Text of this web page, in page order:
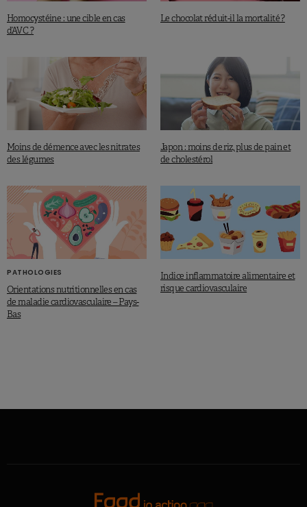
Homocystéine : une cible en cas
d’AVC ?
Le chocolat réduit-il la mortalité ?
Moins de démence avec les nitrates
des légumes
Japon : moins de riz, plus de pain et
de cholestérol
PATHOLOGIES
Orientations nutritionnelles en cas
de maladie cardiovasculaire – Pays-
Bas
Indice inflammatoire alimentaire et
risque cardiovasculaire